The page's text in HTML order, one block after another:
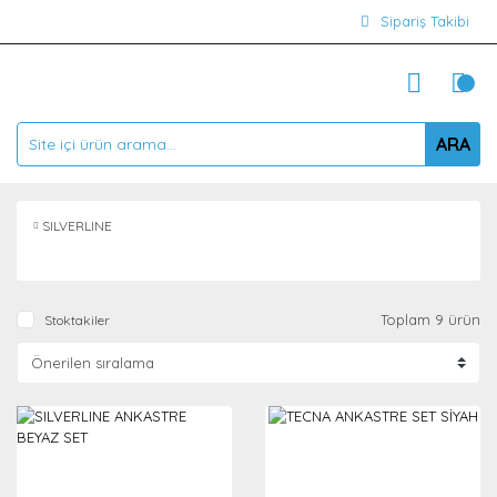
Sipariş Takibi
ARA
SILVERLINE
Stoktakiler Toplam 9 ürün